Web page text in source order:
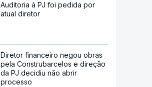
Auditoria à PJ foi pedida por
atual diretor
Diretor financeiro negou obras
pela Construbarcelos e direção
da PJ decidiu não abrir
processo